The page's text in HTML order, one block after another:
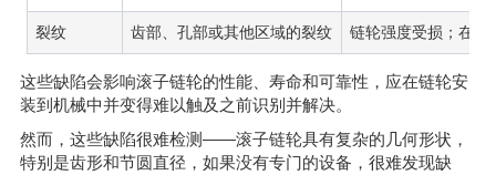
裂纹 齿部、孔部或其他区域的裂纹 链轮强度受损；在应
这些缺陷会影响滚子链轮的性能、寿命和可靠性，应在链轮安
装到机械中并变得难以触及之前识别并解决。
然而，这些缺陷很难检测——滚子链轮具有复杂的几何形状，
特别是齿形和节圆直径，如果没有专门的设备，很难发现缺